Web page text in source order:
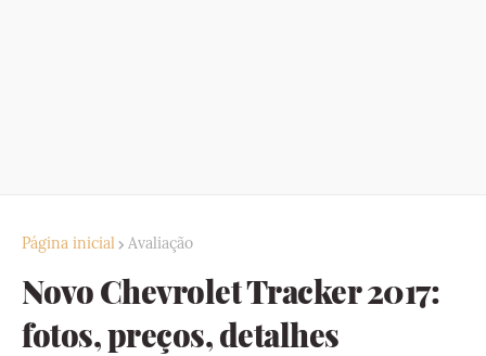
Página inicial Avaliação
Novo Chevrolet Tracker 2017:
fotos, preços, detalhes